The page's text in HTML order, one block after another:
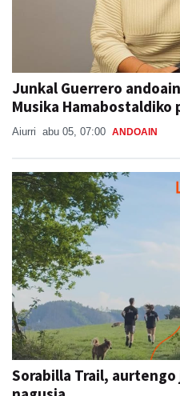
Junkal Guerrero
Musika
Aiurri abu 05, 07:00 ANDOAIN
Sorabilla Trail,
nagusia
SORABILLAKO JAIAK 2026